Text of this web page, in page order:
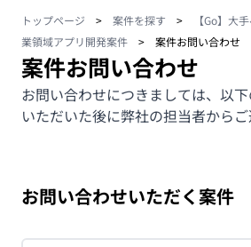
トップページ > 案件を探す >
【Go】大
業領域アプリ開発案件
> 案件お問い合わせ
案件お問い合わせ
お問い合わせにつきましては、以
いただいた後に弊社の担当者からご
お問い合わせいただく案件